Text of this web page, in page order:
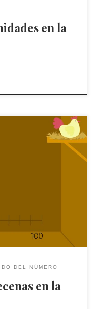
en la
colocar la paja en el
DEL NÚMERO
en la